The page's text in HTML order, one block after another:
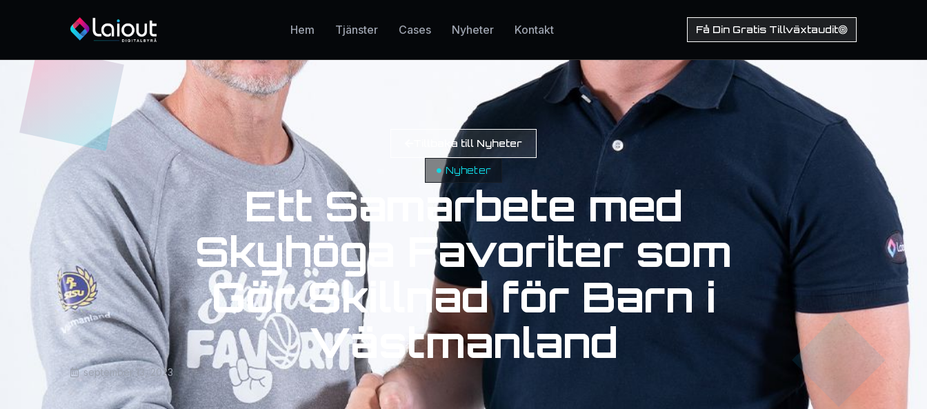
Hem Tjänster Cases Nyheter Kontakt Få Din Gratis Tillväxtaudit
Tillbaka till Nyheter
Nyheter
Ett Samarbete med
Skyhöga Favoriter som
Gör Skillnad för Barn i
Västmanland
september 13, 2023